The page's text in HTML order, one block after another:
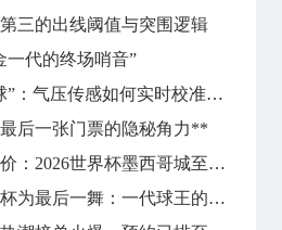
三的出线阈值与突围逻辑
一代的终场哨音”
2026世界杯“智慧之球”：气压传感如何实时校准远射飞行轨迹
后一张门票的隐秘角力**
跨时区竞技的隐性代价：2026世界杯墨西哥城至纽约长途飞行对球员昼夜节律与竞技状态的冲击分析
梅西确认卡塔尔世界杯为最后一舞：一代球王的终局之战